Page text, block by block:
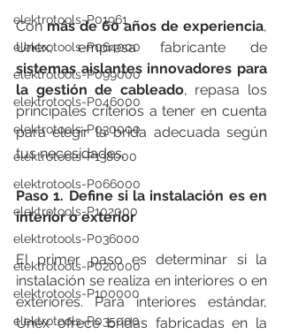
elektrotools-P01961
elektrotools-P064000
elektrotools-P099000
elektrotools-P046000
elektrotools-P030000
elektrotools-P138000
elektrotools-P066000
elektrotools-P102000
elektrotools-P036000
elektrotools-P020000
elektrotools-P100000
elektrotools-P035000
Con más de 60 años de experiencia,
sistemas aislantes innovadores para
la gestión de cableado, repasa los
principales criterios a tener en cuenta
para elegir la brida adecuada según
tus necesidades.
Paso 1. Define si la instalación es en
interior o exterior
El primer paso es determinar si la
instalación se realiza en interiores o en
exteriores. Para interiores estándar,
Unex ofrece bridas fabricadas en la